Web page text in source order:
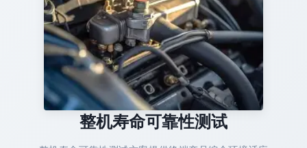
整机寿命可靠性测试